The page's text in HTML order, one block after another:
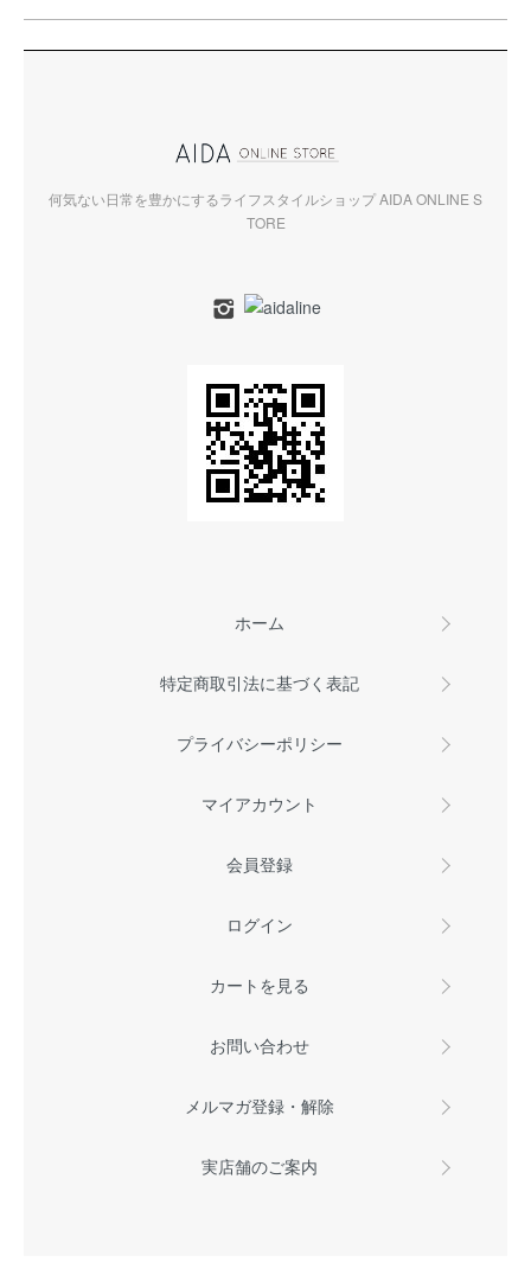
何気ない日常を豊かにするライフスタイルショップ AIDA ONLINE S
TORE
ホーム
特定商取引法に基づく表記
プライバシーポリシー
マイアカウント
会員登録
ログイン
カートを見る
お問い合わせ
メルマガ登録・解除
実店舗のご案内